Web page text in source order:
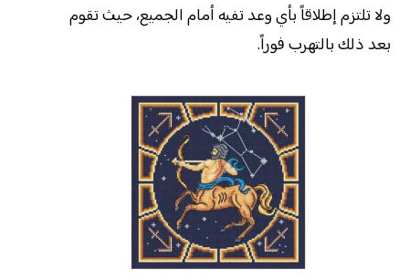
ولا تلتزم إطلاقاً بأي وعد تفيه أمام الجميع، حيث تقوم
بعد ذلك بالتهرب فوراً.